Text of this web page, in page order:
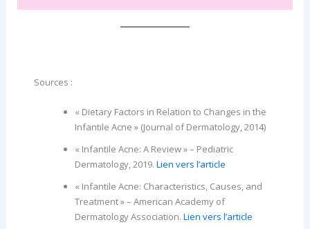
Sources :
« Dietary Factors in Relation to Changes in the
Infantile Acne » (Journal of Dermatology, 2014)
« Infantile Acne: A Review » – Pediatric
Dermatology, 2019. Lien vers l’article
« Infantile Acne: Characteristics, Causes, and
Treatment » – American Academy of
Dermatology Association. Lien vers l’article